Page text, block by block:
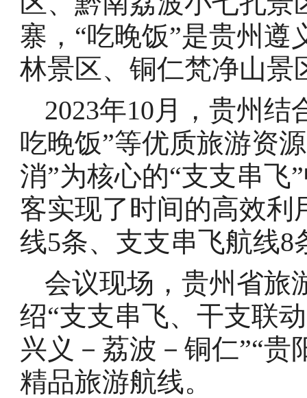
寨，“吃晚饭”是贵州
林景区、铜仁梵净山景
2023年10月，贵州
吃晚饭”等优质旅游资
消”为核心的“支支串飞
客实现了时间的高效利
线5条、支支串飞航线8
会议现场，贵州省旅
绍“支支串飞、干支联
兴义－荔波－铜仁”“贵
精品旅游航线。